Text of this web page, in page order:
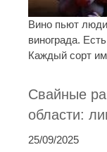
Вино пьют
винограда.
Каждый сорт
Свайные
области:
25/09/2025